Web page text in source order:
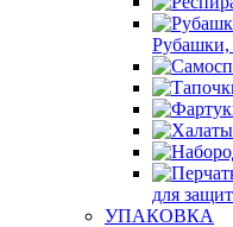
Рубашки,
для
УПАКОВКА